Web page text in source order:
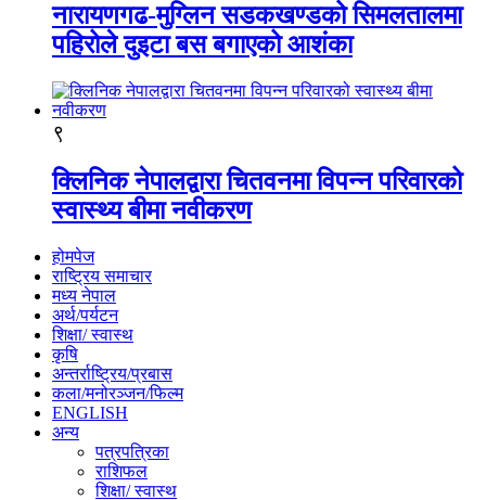
नारायणगढ-मुग्लिन सडकखण्डको सिमलतालमा
पहिरोले दुइटा बस बगाएको आशंका
९
क्लिनिक नेपालद्वारा चितवनमा विपन्न परिवारको
स्वास्थ्य बीमा नवीकरण
होमपेज
राष्ट्रिय समाचार
मध्य नेपाल
अर्थ/पर्यटन
शिक्षा/ स्वास्थ
कृषि
अन्तर्राष्ट्रिय/प्रबास
कला/मनोरञ्जन/फिल्म
ENGLISH
अन्य
पत्रपत्रिका
राशिफल
शिक्षा/ स्वास्थ